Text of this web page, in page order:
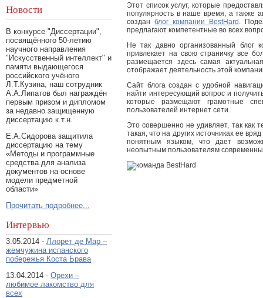
Новости
В конкурсе "Диссертации",
посвящённого 50-летию
научного направления
"Искусственный интеллект" и
памяти выдающегося
российского учёного
Л.Т.Кузина, наш сотрудник
А.А.Липатов был награждён
первым призом и дипломом
за недавно защищенную
диссертацию к.т.н.
Е.А.Сидорова защитила
диссертацию на тему
«Методы и программные
средства для анализа
документов на основе
модели предметной
области»
Прочитать подробнее...
Интервью
3.05.2014 - Ллорет де Мар –
жемчужина испанского
побережья Коста Брава
13.04.2014 - Орехи –
любимое лакомство для
всех
Этот список услуг, которые
популярность в наше время, а также
создан блог компании BestHard .
предлагают компетентные во всех
Не так давно организованный блог
привлекает на свою страничку все
размещается здесь самая
отображает деятельность этой
Сайт блога создан с удобной
найти интересующий вопрос и
которые размещают грамотные
пользователей интернет сети.
Это совершенно не удивляет, так как
такая, что на других источниках ее
понятным языком, что дает
неопытным пользователям